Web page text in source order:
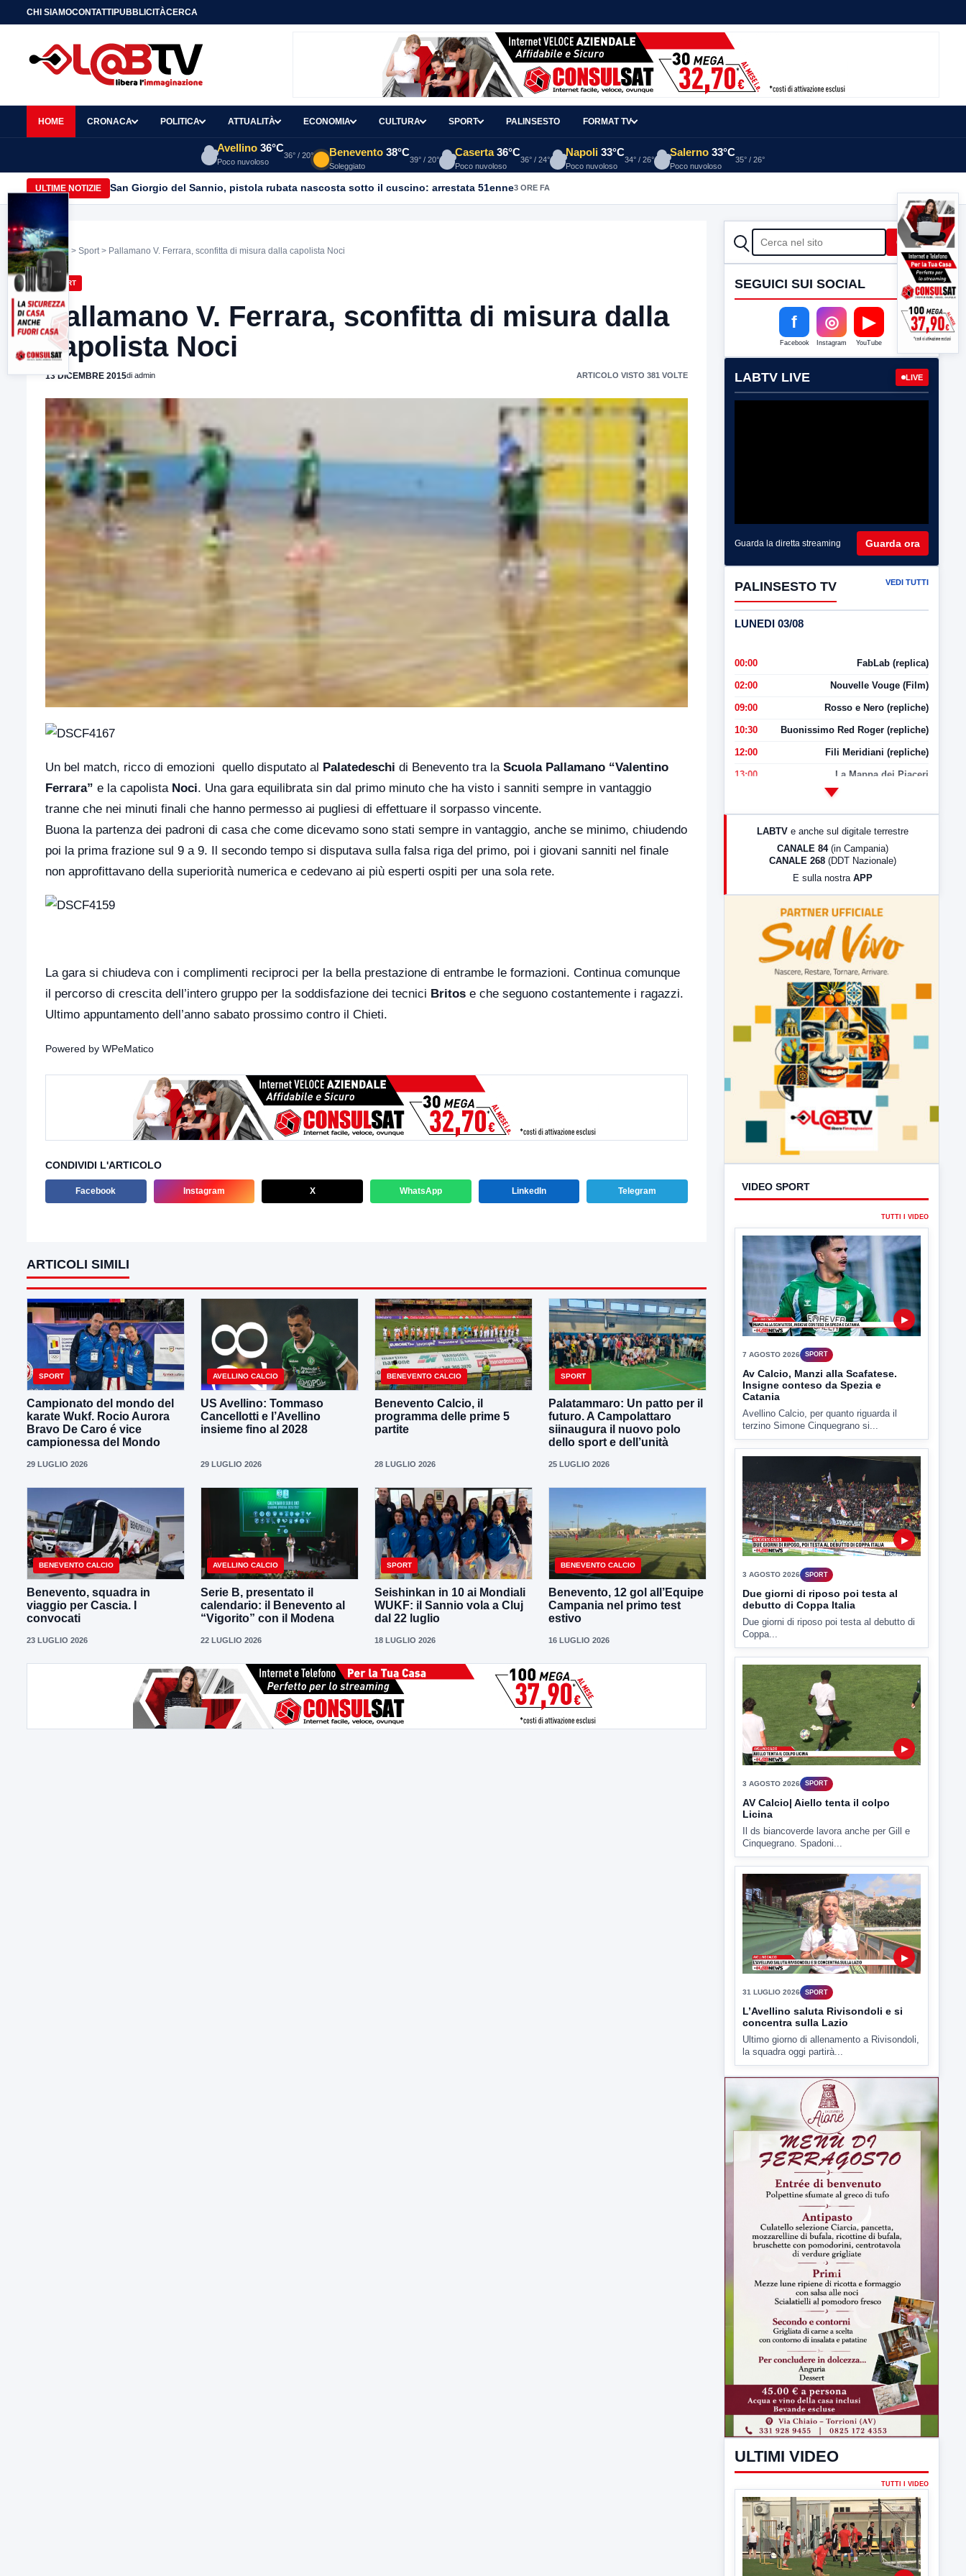
CHI SIAMOCONTATTIPUBBLICITÀCERCA
HOME CRONACA POLITICA ATTUALITÀ ECONOMIA CULTURA SPORT PALINSESTO FORMAT TV
Avellino 36°C
Poco nuvoloso
36° / 20° Benevento 38°C
Soleggiato
39° / 20°
Caserta 36°C
Poco nuvoloso
36° / 24°
Napoli 33°C
Poco nuvoloso
34° / 26°
Salerno 33°C
Poco nuvoloso
35° / 26°
ULTIME NOTIZIE San Giorgio del Sannio, pistola rubata nascosta sotto il cuscino: arrestata 51enne3 ORE FA
Home > Sport> Pallamano V. Ferrara, sconfitta di misura dalla capolista Noci
SPORT
Pallamano V. Ferrara, sconfitta di misura dalla
capolista Noci
13 DICEMBRE 2015di admin ARTICOLO VISTO 381 VOLTE
Un bel match, ricco di emozioni quello disputato al Palatedeschi di Benevento tra la Scuola Pallamano “Valentino
Ferrara” e la capolista Noci. Una gara equilibrata sin dal primo minuto che ha visto i sanniti sempre in vantaggio
tranne che nei minuti finali che hanno permesso ai pugliesi di effettuare il sorpasso vincente.
Buona la partenza dei padroni di casa che come dicevamo sono stati sempre in vantaggio, anche se minimo, chiudendo
poi la prima frazione sul 9 a 9. Il secondo tempo si disputava sulla falsa riga del primo, poi i giovani sanniti nel finale
non approfittavano della superiorità numerica e cedevano ai più esperti ospiti per una sola rete.
La gara si chiudeva con i complimenti reciproci per la bella prestazione di entrambe le formazioni. Continua comunque
il percorso di crescita dell’intero gruppo per la soddisfazione dei tecnici Britos e che seguono costantemente i ragazzi.
Ultimo appuntamento dell’anno sabato prossimo contro il Chieti.
Powered by WPeMatico
CONDIVIDI L'ARTICOLO
Facebook Instagram X WhatsApp LinkedIn Telegram
ARTICOLI SIMILI
SPORT
Campionato del mondo del
karate Wukf. Rocio Aurora
Bravo De Caro é vice
campionessa del Mondo
29 LUGLIO 2026
AVELLINO CALCIO
US Avellino: Tommaso
Cancellotti e l’Avellino
insieme fino al 2028
29 LUGLIO 2026
BENEVENTO CALCIO
Benevento Calcio, il
programma delle prime 5
partite
28 LUGLIO 2026
SPORT
Palatammaro: Un patto per il
futuro. A Campolattaro
siinaugura il nuovo polo
dello sport e dell’unità
25 LUGLIO 2026
BENEVENTO CALCIO
Benevento, squadra in
viaggio per Cascia. I
convocati
23 LUGLIO 2026
AVELLINO CALCIO
Serie B, presentato il
calendario: il Benevento al
“Vigorito” con il Modena
22 LUGLIO 2026
SPORT
Seishinkan in 10 ai Mondiali
WUKF: il Sannio vola a Cluj
dal 22 luglio
18 LUGLIO 2026
BENEVENTO CALCIO
Benevento, 12 gol all’Equipe
Campania nel primo test
estivo
16 LUGLIO 2026
CERCA Cerca
SEGUICI SUI SOCIAL
f
Facebook
◎
Instagram
▶
YouTube
LABTV LIVE LIVE
Guarda la diretta streaming Guarda ora
PALINSESTO TV VEDI TUTTI
LUNEDI 03/08
00:00 FabLab (replica)
02:00 Nouvelle Vouge (Film)
09:00 Rosso e Nero (repliche)
10:30 Buonissimo Red Roger (repliche)
12:00 Fili Meridiani (repliche)
13:00 La Mappa dei Piaceri
LabNews (Diretta)
LabNews (replica)
LABTV e anche sul digitale terrestre
CANALE 84 (in Campania)
CANALE 268 (DDT Nazionale)
E sulla nostra APP
VIDEO SPORT
TUTTI I VIDEO
▶
7 AGOSTO 2026 SPORT
Av Calcio, Manzi alla Scafatese.
Insigne conteso da Spezia e
Catania
Avellino Calcio, per quanto riguarda il
terzino Simone Cinquegrano si...
▶
3 AGOSTO 2026 SPORT
Due giorni di riposo poi testa al
debutto di Coppa Italia
Due giorni di riposo poi testa al debutto di
Coppa...
▶
3 AGOSTO 2026 SPORT
AV Calcio| Aiello tenta il colpo
Licina
Il ds biancoverde lavora anche per Gill e
Cinquegrano. Spadoni...
▶
31 LUGLIO 2026 SPORT
L’Avellino saluta Rivisondoli e si
concentra sulla Lazio
Ultimo giorno di allenamento a Rivisondoli,
la squadra oggi partirà...
ULTIMI VIDEO
TUTTI I VIDEO